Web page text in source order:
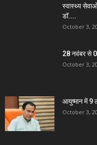
स्वास्थ्य
डॉ....
October 3,
28 नवंबर से
October 3,
आयुष्मान में 9
October 3,